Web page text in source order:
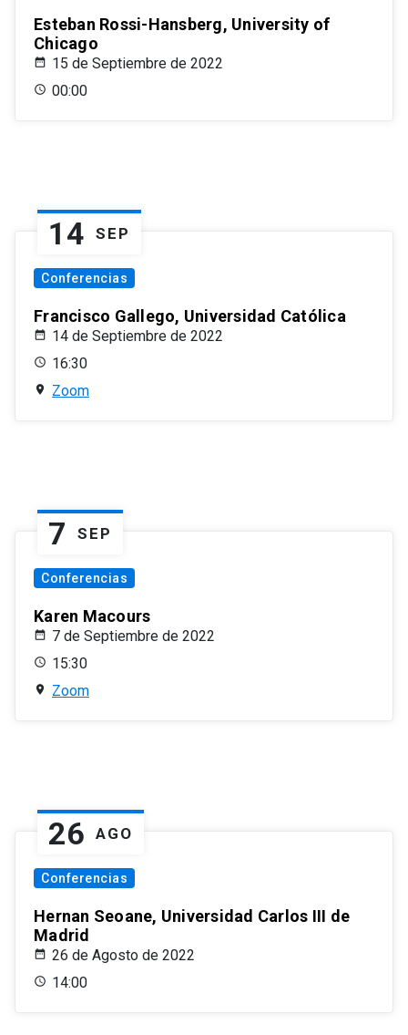
Esteban Rossi-Hansberg, University of
Chicago
15 de Septiembre de 2022
00:00
14 SEP
Conferencias
Francisco Gallego, Universidad Católica
14 de Septiembre de 2022
16:30
Zoom
7 SEP
Conferencias
Karen Macours
7 de Septiembre de 2022
15:30
Zoom
26 AGO
Conferencias
Hernan Seoane, Universidad Carlos III de
Madrid
26 de Agosto de 2022
14:00